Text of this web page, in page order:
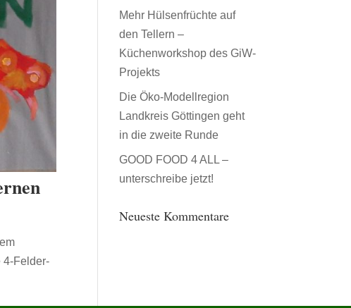
4-Felder-
Mehr Hülsenfrüchte auf
den Tellern –
Küchenworkshop des GiW-
Projekts
Die Öko-Modellregion
Landkreis Göttingen geht
in die zweite Runde
GOOD FOOD 4 ALL –
unterschreibe jetzt!
Neueste Kommentare